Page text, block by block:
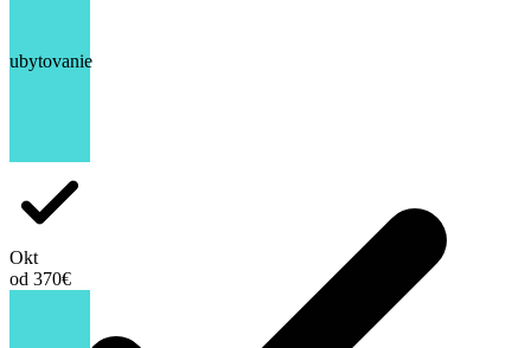
Okt
od 370€
ubytovanie